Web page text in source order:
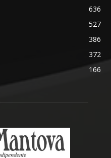
636
527
386
372
166